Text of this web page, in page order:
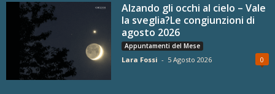
Alzando gli occhi al cielo – Vale
la sveglia?Le congiunzioni di
agosto 2026
Appuntamenti del Mese
Lara Fossi - 5 Agosto 2026 0